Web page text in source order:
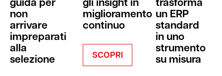
guida per
non
arrivare
impreparati
alla
selezione
gli insight in
miglioramento
continuo
SCOPRI
trasforma
un ERP
standard
in uno
strumento
su misura